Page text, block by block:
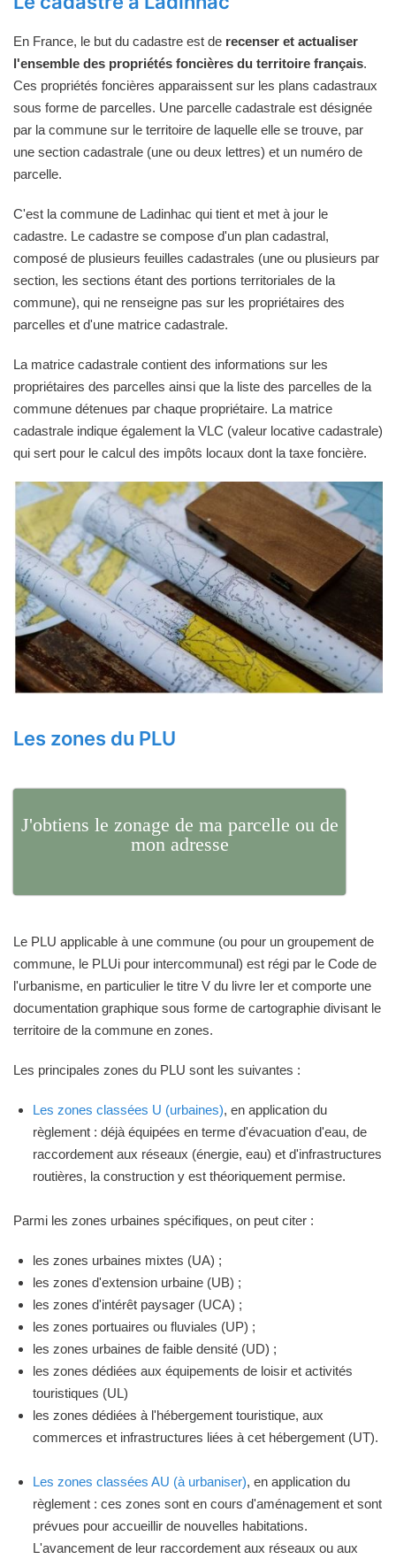
En France, le but du cadastre est de recenser et actualiser
l'ensemble des propriétés foncières du territoire français.
Ces propriétés foncières apparaissent sur les plans cadastraux
sous forme de parcelles. Une parcelle cadastrale est désignée
par la commune sur le territoire de laquelle elle se trouve, par
une section cadastrale (une ou deux lettres) et un numéro de
parcelle.
C'est la commune de Ladinhac qui tient et met à jour le
cadastre. Le cadastre se compose d'un plan cadastral,
composé de plusieurs feuilles cadastrales (une ou plusieurs par
section, les sections étant des portions territoriales de la
commune), qui ne renseigne pas sur les propriétaires des
parcelles et d'une matrice cadastrale.
La matrice cadastrale contient des informations sur les
propriétaires des parcelles ainsi que la liste des parcelles de la
commune détenues par chaque propriétaire. La matrice
cadastrale indique également la VLC (valeur locative cadastrale)
qui sert pour le calcul des impôts locaux dont la taxe foncière.
Les zones du PLU
J'obtiens le zonage de ma parcelle ou de
mon adresse
Le PLU applicable à une commune (ou pour un groupement de
commune, le PLUi pour intercommunal) est régi par le Code de
l'urbanisme, en particulier le titre V du livre Ier et comporte une
documentation graphique sous forme de cartographie divisant le
territoire de la commune en zones.
Les principales zones du PLU sont les suivantes :
Les zones classées U (urbaines), en application du
règlement : déjà équipées en terme d'évacuation d'eau, de
raccordement aux réseaux (énergie, eau) et d'infrastructures
routières, la construction y est théoriquement permise.
Parmi les zones urbaines spécifiques, on peut citer :
les zones urbaines mixtes (UA) ;
les zones d'extension urbaine (UB) ;
les zones d'intérêt paysager (UCA) ;
les zones portuaires ou fluviales (UP) ;
les zones urbaines de faible densité (UD) ;
les zones dédiées aux équipements de loisir et activités
touristiques (UL)
les zones dédiées à l'hébergement touristique, aux
commerces et infrastructures liées à cet hébergement (UT).
Les zones classées AU (à urbaniser), en application du
règlement : ces zones sont en cours d'aménagement et sont
prévues pour accueillir de nouvelles habitations.
L'avancement de leur raccordement aux réseaux ou aux